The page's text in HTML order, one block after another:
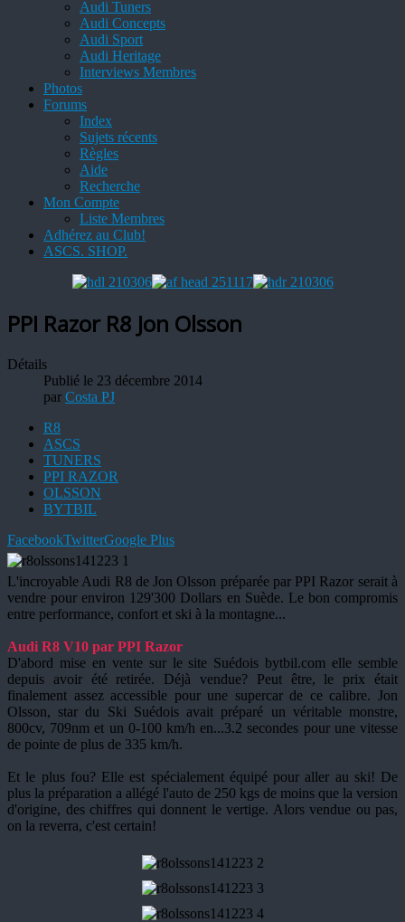
Audi Tuners
Audi Concepts
Audi Sport
Audi Heritage
Interviews Membres
Photos
Forums
Index
Sujets récents
Règles
Aide
Recherche
Mon Compte
Liste Membres
Adhérez au Club!
ASCS. SHOP.
PPI Razor R8 Jon Olsson
Détails
Publié le 23 décembre 2014
par Costa PJ
R8
ASCS
TUNERS
PPI RAZOR
OLSSON
BYTBIL
FacebookTwitterGoogle Plus
L'incroyable Audi R8 de Jon Olsson préparée par PPI Razor serait à
vendre pour environ 129'300 Dollars en Suède. Le bon compromis
entre performance, confort et ski à la montagne...
Audi R8 V10 par PPI Razor
D'abord mise en vente sur le site Suédois bytbil.com elle semble
depuis avoir été retirée. Déjà vendue? Peut être, le prix était
finalement assez accessible pour une supercar de ce calibre. Jon
Olsson, star du Ski Suédois avait préparé un véritable monstre,
800cv, 709nm et un 0-100 km/h en...3.2 secondes pour une vitesse
de pointe de plus de 335 km/h.
Et le plus fou? Elle est spécialement équipé pour aller au ski! De
plus la préparation a allégé l'auto de 250 kgs de moins que la version
d'origine, des chiffres qui donnent le vertige. Alors vendue ou pas,
on la reverra, c'est certain!